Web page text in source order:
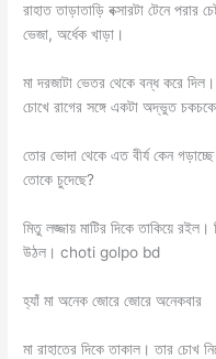
রাহাত তাড়াতাড়ি বক্সারটা টেনে
ভেজা, অর্ধেক খাড়া।
মা দরজাটা ভেতর থেকে বন্ধ করে
চোখে রাগের সঙ্গে একটা অদ্ভুত
তোর ভোদা থেকে এত বীর্য কেন গড়াচ্ছে
তোকে চুদেছে?
মিতু লজ্জায় মাটির দিকে তাকিয়ে
উঠল। choti golpo bd
হ্যাঁ মা অনেক জোরে জোরে অনেকবার
মা রাহাতের দিকে তাকাল। তার চোখ